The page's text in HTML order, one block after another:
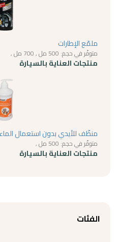
ملمّع الإطارات
متوفّر في حجم: 500 مل , 700 مل ,
منتجات العناية بالسيارة
منظّف للأيدي بدون استعمال الماء
متوفّر في حجم: 500 مل ,
منتجات العناية بالسيارة
الفئات